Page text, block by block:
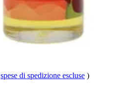
spese di spedizione escluse )